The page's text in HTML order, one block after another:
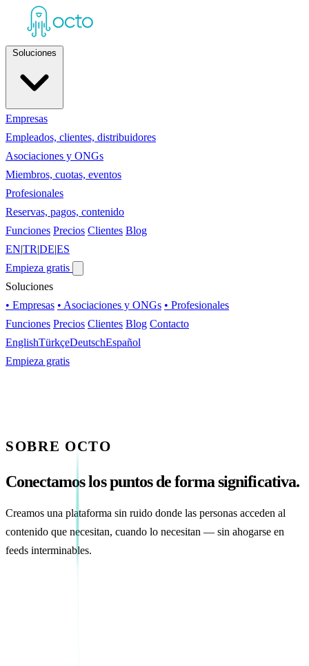
Empresas
Empleados, clientes, distribuidores
Asociaciones y ONGs
Miembros, cuotas, eventos
Profesionales
Reservas, pagos, contenido
Funciones Precios Clientes Blog
EN|TR|DE|ES
Empieza gratis
Soluciones
• Empresas • Asociaciones y ONGs • Profesionales
Funciones Precios Clientes Blog Contacto
EnglishTürkçeDeutschEspañol
Empieza gratis
SOBRE OCTO
Conectamos los puntos de forma significativa.
Creamos una plataforma sin ruido donde las personas acceden al
contenido que necesitan, cuando lo necesitan — sin ahogarse en
feeds interminables.